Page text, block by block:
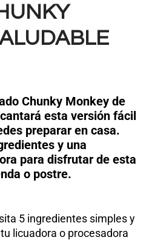
Chunky Monkey de
esta versión fácil
preparar en casa.
y una
para disfrutar de esta
o postre.
5 ingredientes simples y
licuadora o procesadora